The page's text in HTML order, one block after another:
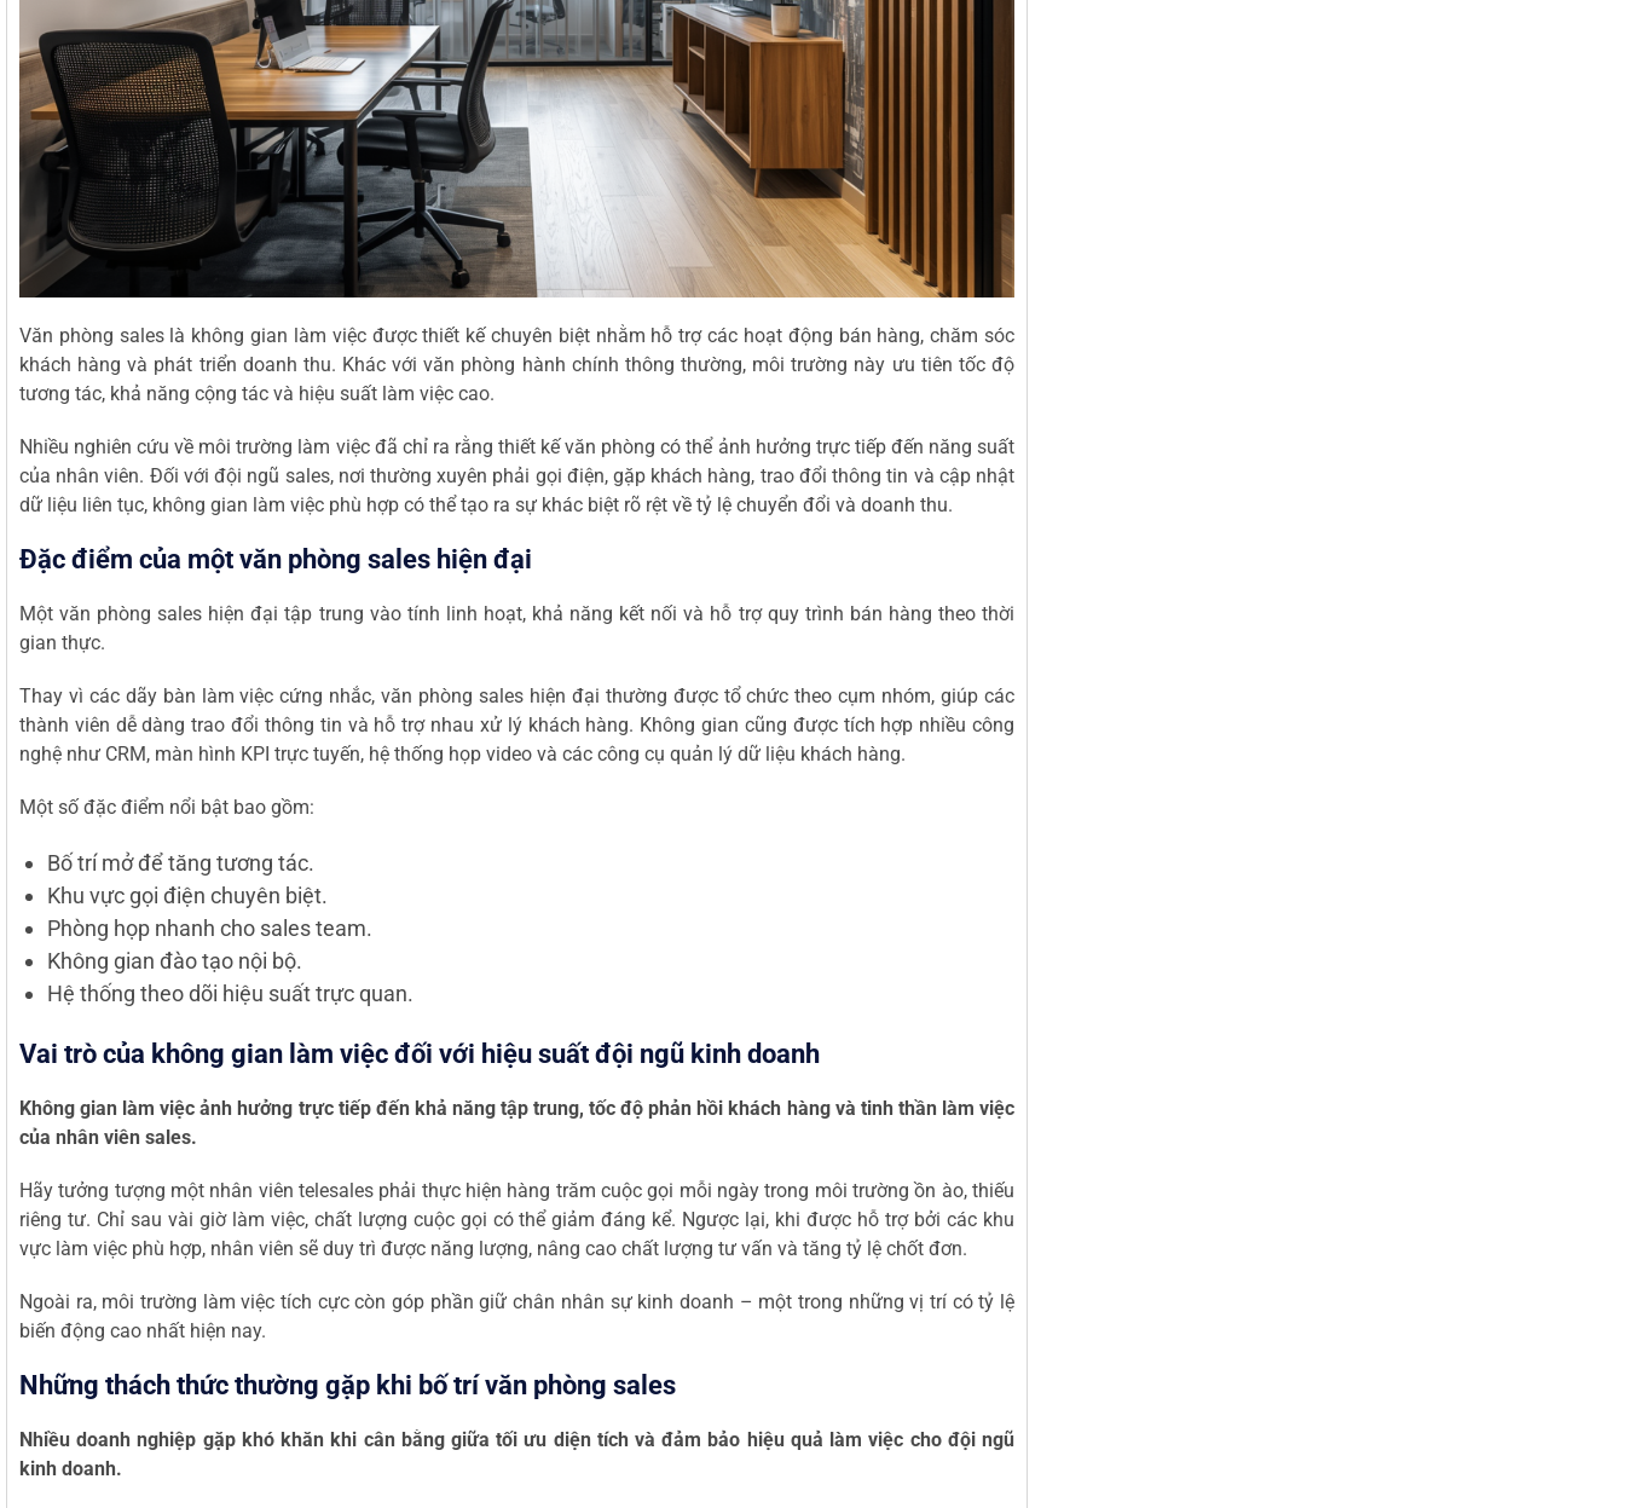
Văn phòng sales là không gian làm việc được thiết kế chuyên biệt nhằm hỗ trợ các hoạt động bán hàng, chăm sóc
khách hàng và phát triển doanh thu. Khác với văn phòng hành chính thông thường, môi trường này ưu tiên tốc độ
tương tác, khả năng cộng tác và hiệu suất làm việc cao.
Nhiều nghiên cứu về môi trường làm việc đã chỉ ra rằng thiết kế văn phòng có thể ảnh hưởng trực tiếp đến năng suất
của nhân viên. Đối với đội ngũ sales, nơi thường xuyên phải gọi điện, gặp khách hàng, trao đổi thông tin và cập nhật
dữ liệu liên tục, không gian làm việc phù hợp có thể tạo ra sự khác biệt rõ rệt về tỷ lệ chuyển đổi và doanh thu.
Đặc điểm của một văn phòng sales hiện đại
Một văn phòng sales hiện đại tập trung vào tính linh hoạt, khả năng kết nối và hỗ trợ quy trình bán hàng theo thời
gian thực.
Thay vì các dãy bàn làm việc cứng nhắc, văn phòng sales hiện đại thường được tổ chức theo cụm nhóm, giúp các
thành viên dễ dàng trao đổi thông tin và hỗ trợ nhau xử lý khách hàng. Không gian cũng được tích hợp nhiều công
nghệ như CRM, màn hình KPI trực tuyến, hệ thống họp video và các công cụ quản lý dữ liệu khách hàng.
Một số đặc điểm nổi bật bao gồm:
Bố trí mở để tăng tương tác.
Khu vực gọi điện chuyên biệt.
Phòng họp nhanh cho sales team.
Không gian đào tạo nội bộ.
Hệ thống theo dõi hiệu suất trực quan.
Vai trò của không gian làm việc đối với hiệu suất đội ngũ kinh doanh
Không gian làm việc ảnh hưởng trực tiếp đến khả năng tập trung, tốc độ phản hồi khách hàng và tinh thần làm việc
của nhân viên sales.
Hãy tưởng tượng một nhân viên telesales phải thực hiện hàng trăm cuộc gọi mỗi ngày trong môi trường ồn ào, thiếu
riêng tư. Chỉ sau vài giờ làm việc, chất lượng cuộc gọi có thể giảm đáng kể. Ngược lại, khi được hỗ trợ bởi các khu
vực làm việc phù hợp, nhân viên sẽ duy trì được năng lượng, nâng cao chất lượng tư vấn và tăng tỷ lệ chốt đơn.
Ngoài ra, môi trường làm việc tích cực còn góp phần giữ chân nhân sự kinh doanh – một trong những vị trí có tỷ lệ
biến động cao nhất hiện nay.
Những thách thức thường gặp khi bố trí văn phòng sales
Nhiều doanh nghiệp gặp khó khăn khi cân bằng giữa tối ưu diện tích và đảm bảo hiệu quả làm việc cho đội ngũ
kinh doanh.